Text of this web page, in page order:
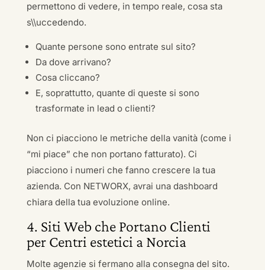
permettono di vedere, in tempo reale, cosa sta
s\\uccedendo.
Quante persone sono entrate sul sito?
Da dove arrivano?
Cosa cliccano?
E, soprattutto, quante di queste si sono
trasformate in lead o clienti?
Non ci piacciono le metriche della vanità (come i
“mi piace” che non portano fatturato). Ci
piacciono i numeri che fanno crescere la tua
azienda. Con NETWORX, avrai una dashboard
chiara della tua evoluzione online.
4. Siti Web che Portano Clienti
per Centri estetici a Norcia
Molte agenzie si fermano alla consegna del sito.